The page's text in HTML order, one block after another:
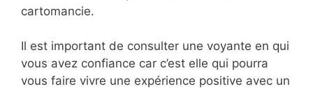
cartomancie.
Il est important de consulter une voyante en qui
vous avez confiance car c’est elle qui pourra
vous faire vivre une expérience positive avec un